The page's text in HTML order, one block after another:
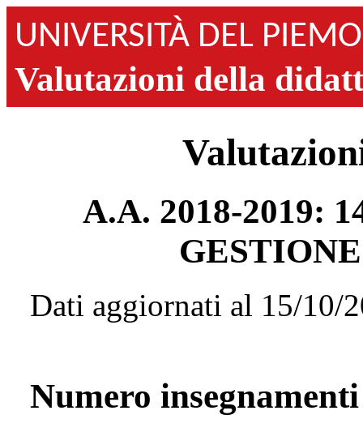
UNIVERSITÀ DEL
Valutazioni della
A.A. 2018-2019:
Dati aggiornati al 15/10/
Numero